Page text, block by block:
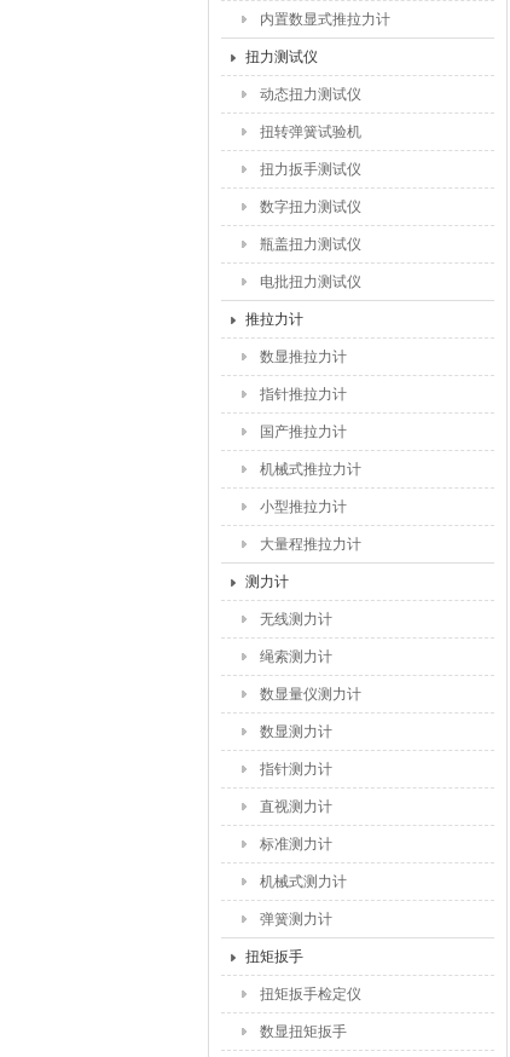
内置数显式推拉力计
扭力测试仪
动态扭力测试仪
扭转弹簧试验机
扭力扳手测试仪
数字扭力测试仪
瓶盖扭力测试仪
电批扭力测试仪
推拉力计
数显推拉力计
指针推拉力计
国产推拉力计
机械式推拉力计
小型推拉力计
大量程推拉力计
测力计
无线测力计
绳索测力计
数显量仪测力计
数显测力计
指针测力计
直视测力计
标准测力计
机械式测力计
弹簧测力计
扭矩扳手
扭矩扳手检定仪
数显扭矩扳手